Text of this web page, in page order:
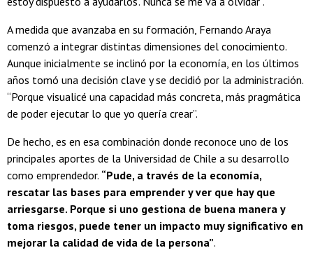
A medida que avanzaba en su formación, Fernando Araya
comenzó a integrar distintas dimensiones del conocimiento.
Aunque inicialmente se inclinó por la economía, en los últimos
años tomó una decisión clave y se decidió por la administración.
“Porque visualicé una capacidad más concreta, más pragmática
de poder ejecutar lo que yo quería crear”.
De hecho, es en esa combinación donde reconoce uno de los
principales aportes de la Universidad de Chile a su desarrollo
como emprendedor. “Pude, a través de la economía,
rescatar las bases para emprender y ver que hay que
arriesgarse. Porque si uno gestiona de buena manera y
toma riesgos, puede tener un impacto muy significativo en
mejorar la calidad de vida de la persona”.